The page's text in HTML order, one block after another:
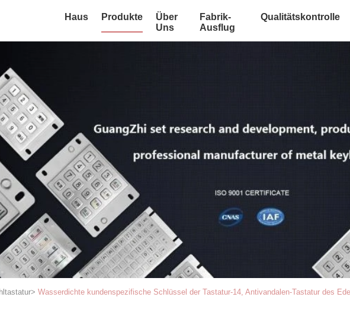
Haus Produkte
Über
Uns
Fabrik-
Ausflug
Qualitätskontrolle
> Wasserdichte kundenspezifische Schlüssel der Tastatur-14, Antivandalen-Tastatur des